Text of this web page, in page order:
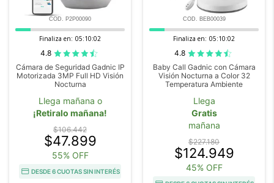
COD. P2P00090
Finaliza en: 05:10:00
4.8
Cámara de Seguridad Gadnic IP
Motorizada 3MP Full HD Visión
Nocturna
Llega mañana o
¡Retiralo mañana!
$106.442
$47.899
55% OFF
DESDE 6 CUOTAS SIN INTERÉS
COD. BEB00039
Finaliza en: 05:10:00
4.8
Baby Call Gadnic con Cámara
Visión Nocturna a Color 32
Temperatura Ambiente
Llega
Gratis
mañana
$227.180
$124.949
45% OFF